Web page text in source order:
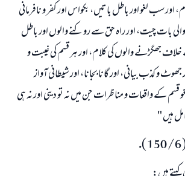
اور سب لغو اور باطل باتيں، بكواس اور كفر و نافرمانى
بات چيت، اور راہ حق سے روكنے والوں اور باطل
جھگڑنے والوں كى كلام، اور ہر قسم كى غيبت و
و كذب بيانى، اور گانا بجانا، اور شيطانى آواز
قسم كے واقعات و مناظرات جن ميں نہ تو دينى اور نہ ہى
ہيں "